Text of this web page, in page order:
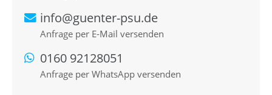
info@guenter-psu.de
Anfrage per E-Mail versenden
0160 92128051
Anfrage per WhatsApp versenden